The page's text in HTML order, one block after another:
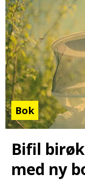
Bok
Bifil
med ny